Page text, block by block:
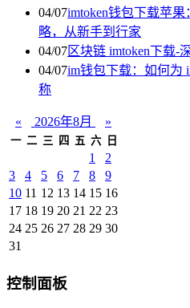
04/07imtoken钱包下载苹
略，从新手到行家
04/07区块链 imtoken下载-
04/07im钱包下载：如何为
称
« 2026年8月 »
一 二 三 四 五 六 日
1
2
3
4 5 6 7 8
9
10 11 12 13 14 15 16
17 18 19 20 21 22 23
24 25 26 27 28 29 30
31
控制面板